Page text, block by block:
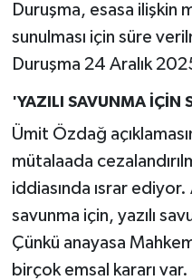
Duruşma, esasa ilişkin
sunulması için süre
Duruşma 24 Aralık
'YAZILI SAVUNMA İÇİN
Ümit Özdağ
mütalaada
iddiasında ısrar
savunma için, yazılı
Çünkü anayasa
birçok emsal kararı